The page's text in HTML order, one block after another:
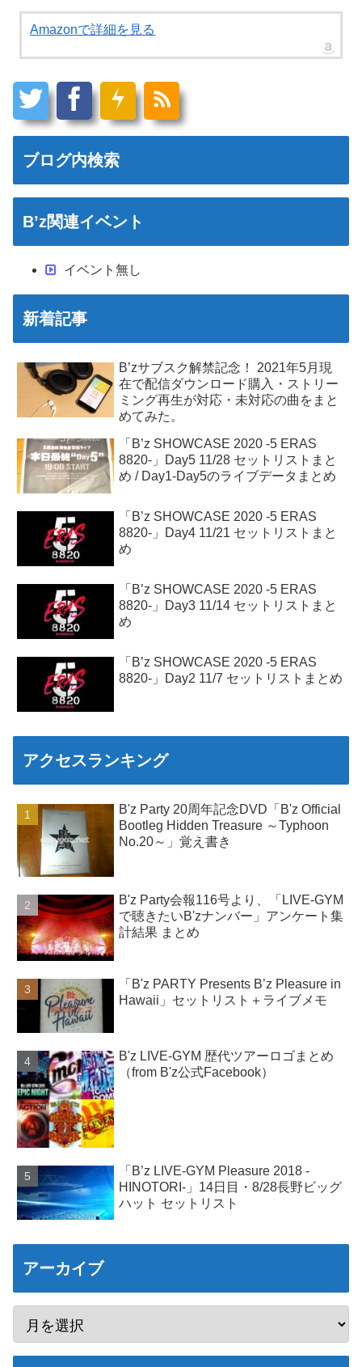
Amazonで詳細を見る
ブログ内検索
B’z関連イベント
イベント無し
新着記事
B’zサブスク解禁記念！ 2021年5月現
在で配信ダウンロード購入・ストリー
ミング再生が対応・未対応の曲をまと
めてみた。
「B’z SHOWCASE 2020 -5 ERAS
8820-」Day5 11/28 セットリストまと
め / Day1-Day5のライブデータまとめ
「B’z SHOWCASE 2020 -5 ERAS
8820-」Day4 11/21 セットリストまと
め
「B’z SHOWCASE 2020 -5 ERAS
8820-」Day3 11/14 セットリストまと
め
「B’z SHOWCASE 2020 -5 ERAS
8820-」Day2 11/7 セットリストまとめ
アクセスランキング
B'z Party 20周年記念DVD「B'z Official
Bootleg Hidden Treasure ～Typhoon
No.20～」覚え書き
B'z Party会報116号より、「LIVE-GYM
で聴きたいB'zナンバー」アンケート集
計結果 まとめ
「B'z PARTY Presents B’z Pleasure in
Hawaii」セットリスト＋ライブメモ
B'z LIVE-GYM 歴代ツアーロゴまとめ
（from B'z公式Facebook）
「B’z LIVE-GYM Pleasure 2018 -
HINOTORI-」14日目・8/28長野ビッグ
ハット セットリスト
アーカイブ